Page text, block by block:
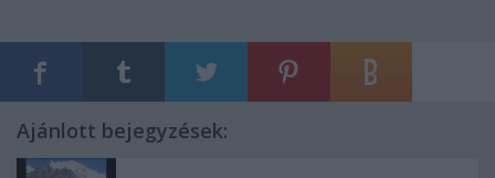
Ajánlott bejegyzések: